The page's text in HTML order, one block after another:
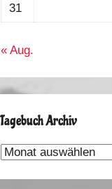
31
« Aug.
Tagebuch Archiv
Tagebuch